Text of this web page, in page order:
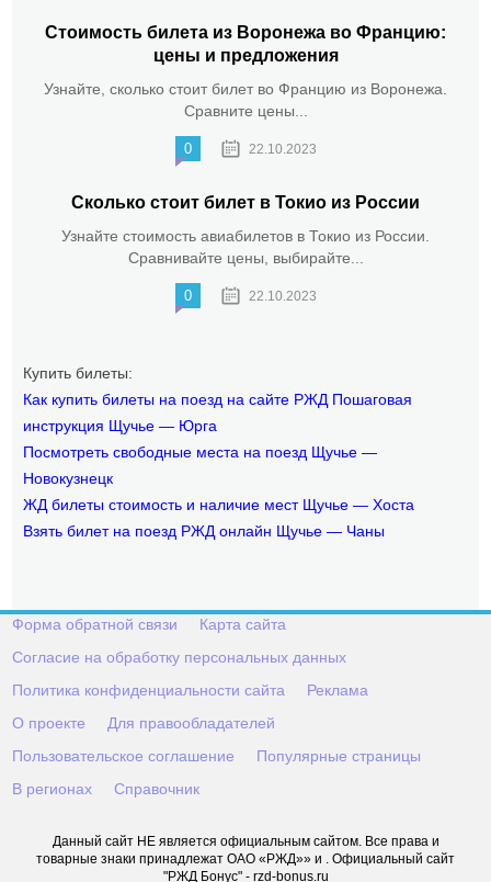
Стоимость билета из Воронежа во Францию:
цены и предложения
Узнайте, сколько стоит билет во Францию из Воронежа.
Сравните цены...
0 22.10.2023
Сколько стоит билет в Токио из России
Узнайте стоимость авиабилетов в Токио из России.
Сравнивайте цены, выбирайте...
0 22.10.2023
Купить билеты:
Как купить билеты на поезд на сайте РЖД Пошаговая
инструкция Щучье — Юрга
Посмотреть свободные места на поезд Щучье —
Новокузнецк
ЖД билеты стоимость и наличие мест Щучье — Хоста
Взять билет на поезд РЖД онлайн Щучье — Чаны
Форма обратной связи
Карта сайта
Согласие на обработку персональных данных
Политика конфиденциальности сайта
Реклама
О проекте
Для правообладателей
Пользовательское соглашение
Популярные страницы
В регионах
Справочник
Данный сайт НЕ является официальным сайтом. Все права и
товарные знаки принадлежат ОАО «РЖД»» и . Официальный сайт
"РЖД Бонус" - rzd-bonus.ru